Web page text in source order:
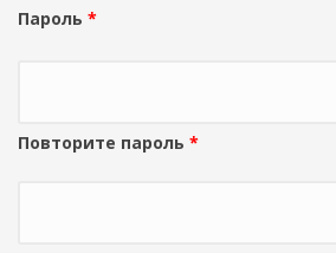
Пароль *
Повторите пароль *